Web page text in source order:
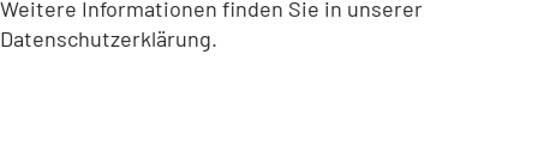
Weitere Informationen finden Sie in unserer
Datenschutzerklärung.